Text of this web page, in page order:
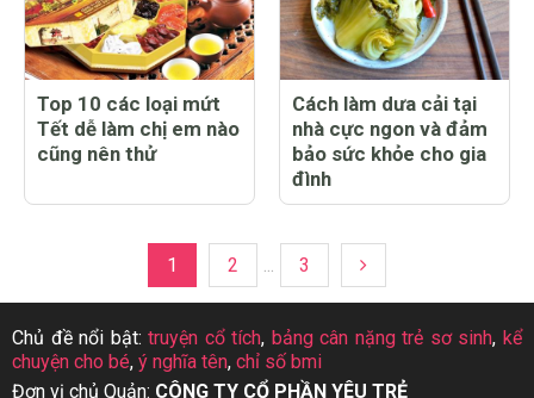
Top 10 các loại mứt
Tết dễ làm chị em nào
cũng nên thử
Cách làm dưa cải tại
nhà cực ngon và đảm
bảo sức khỏe cho gia
đình
1 2 ... 3
Chủ đề nổi bật:truyện cổ tích, bảng cân nặng trẻ sơ sinh, kể
chuyện cho bé, ý nghĩa tên, chỉ số bmi
Đơn vị chủ Quản: CÔNG TY CỔ PHẦN YÊU TRẺ